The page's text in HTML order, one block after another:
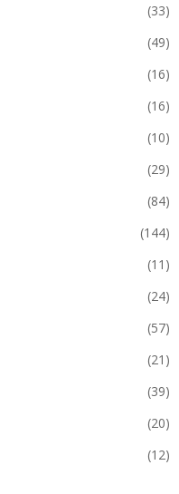
(33)
(49)
(16)
(16)
(10)
(29)
(84)
(144)
(11)
(24)
(57)
(21)
(39)
(20)
(12)